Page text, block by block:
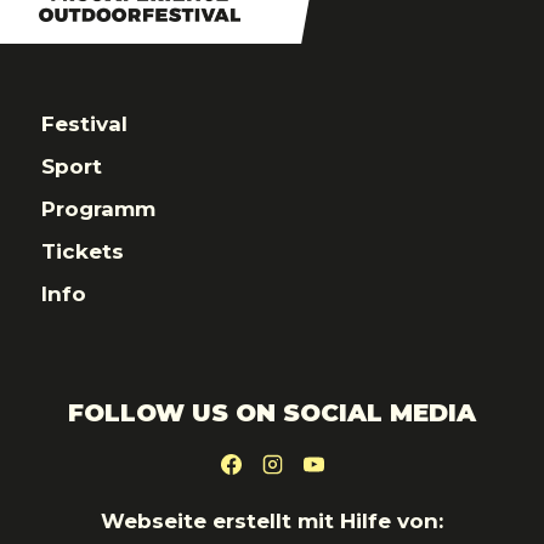
Festival
Sport
Programm
Tickets
Info
FOLLOW US ON SOCIAL MEDIA
Webseite erstellt mit Hilfe von: